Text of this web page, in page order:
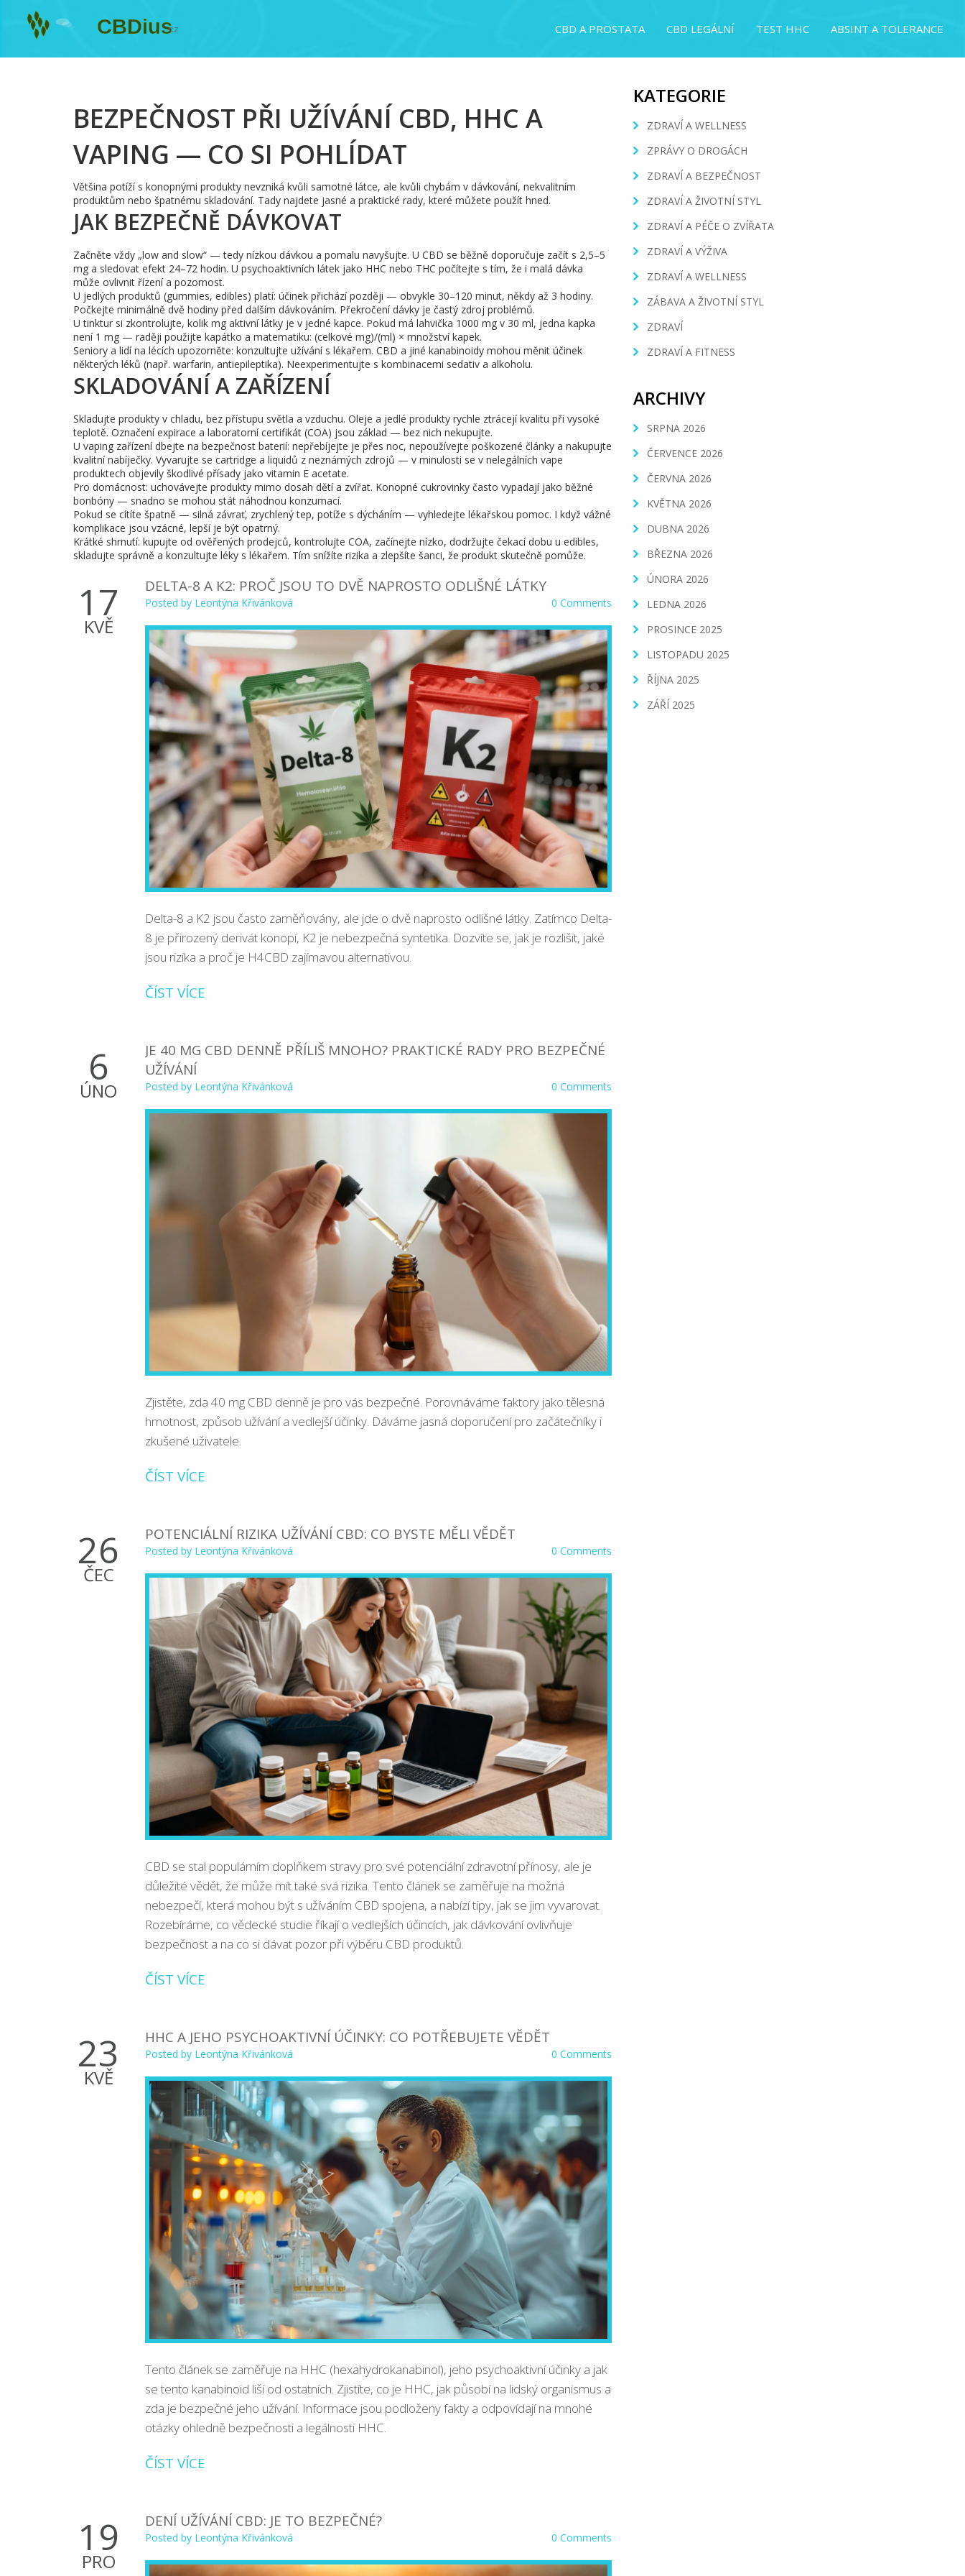
CBD A PROSTATA CBD LEGÁLNÍ TEST HHC ABSINT A TOLERANCE
BEZPEČNOST PŘI UŽÍVÁNÍ CBD, HHC A
VAPING — CO SI POHLÍDAT
Většina potíží s konopnými produkty nevzniká kvůli samotné látce, ale kvůli chybám v dávkování, nekvalitním
produktům nebo špatnému skladování. Tady najdete jasné a praktické rady, které můžete použít hned.
JAK BEZPEČNĚ DÁVKOVAT
Začněte vždy „low and slow“ — tedy nízkou dávkou a pomalu navyšujte. U CBD se běžně doporučuje začít s 2,5–5
mg a sledovat efekt 24–72 hodin. U psychoaktivních látek jako HHC nebo THC počítejte s tím, že i malá dávka
může ovlivnit řízení a pozornost.
U jedlých produktů (gummies, edibles) platí: účinek přichází později — obvykle 30–120 minut, někdy až 3 hodiny.
Počkejte minimálně dvě hodiny před dalším dávkováním. Překročení dávky je častý zdroj problémů.
U tinktur si zkontrolujte, kolik mg aktivní látky je v jedné kapce. Pokud má lahvička 1000 mg v 30 ml, jedna kapka
není 1 mg — raději použijte kapátko a matematiku: (celkové mg)/(ml) × množství kapek.
Seniory a lidí na lécích upozorněte: konzultujte užívání s lékařem. CBD a jiné kanabinoidy mohou měnit účinek
některých léků (např. warfarin, antiepileptika). Neexperimentujte s kombinacemi sedativ a alkoholu.
SKLADOVÁNÍ A ZAŘÍZENÍ
Skladujte produkty v chladu, bez přístupu světla a vzduchu. Oleje a jedlé produkty rychle ztrácejí kvalitu při vysoké
teplotě. Označení expirace a laboratorní certifikát (COA) jsou základ — bez nich nekupujte.
U vaping zařízení dbejte na bezpečnost baterií: nepřebíjejte je přes noc, nepoužívejte poškozené články a nakupujte
kvalitní nabíječky. Vyvarujte se cartridge a liquidů z neznámých zdrojů — v minulosti se v nelegálních vape
produktech objevily škodlivé přísady jako vitamin E acetate.
Pro domácnost: uchovávejte produkty mimo dosah dětí a zvířat. Konopné cukrovinky často vypadají jako běžné
bonbóny — snadno se mohou stát náhodnou konzumací.
Pokud se cítíte špatně — silná závrať, zrychlený tep, potíže s dýcháním — vyhledejte lékařskou pomoc. I když vážné
komplikace jsou vzácné, lepší je být opatrný.
Krátké shrnutí: kupujte od ověřených prodejců, kontrolujte COA, začínejte nízko, dodržujte čekací dobu u edibles,
skladujte správně a konzultujte léky s lékařem. Tím snížíte rizika a zlepšíte šanci, že produkt skutečně pomůže.
17
KVĚ
DELTA-8 A K2: PROČ JSOU TO DVĚ NAPROSTO ODLIŠNÉ LÁTKY
Posted by Leontýna Křivánková 0 Comments
Delta-8 a K2 jsou často zaměňovány, ale jde o dvě naprosto odlišné látky. Zatímco Delta-
8 je přirozený derivát konopí, K2 je nebezpečná syntetika. Dozvíte se, jak je rozlišit, jaké
jsou rizika a proč je H4CBD zajímavou alternativou.
ČÍST VÍCE
6
ÚNO
JE 40 MG CBD DENNĚ PŘÍLIŠ MNOHO? PRAKTICKÉ RADY PRO BEZPEČNÉ
UŽÍVÁNÍ
Posted by Leontýna Křivánková 0 Comments
Zjistěte, zda 40 mg CBD denně je pro vás bezpečné. Porovnáváme faktory jako tělesná
hmotnost, způsob užívání a vedlejší účinky. Dáváme jasná doporučení pro začátečníky i
zkušené uživatele.
ČÍST VÍCE
26
ČEC
POTENCIÁLNÍ RIZIKA UŽÍVÁNÍ CBD: CO BYSTE MĚLI VĚDĚT
Posted by Leontýna Křivánková 0 Comments
CBD se stal populárním doplňkem stravy pro své potenciální zdravotní přínosy, ale je
důležité vědět, že může mít také svá rizika. Tento článek se zaměřuje na možná
nebezpečí, která mohou být s užíváním CBD spojena, a nabízí tipy, jak se jim vyvarovat.
Rozebíráme, co vědecké studie říkají o vedlejších účincích, jak dávkování ovlivňuje
bezpečnost a na co si dávat pozor při výběru CBD produktů.
ČÍST VÍCE
23
KVĚ
HHC A JEHO PSYCHOAKTIVNÍ ÚČINKY: CO POTŘEBUJETE VĚDĚT
Posted by Leontýna Křivánková 0 Comments
Tento článek se zaměřuje na HHC (hexahydrokanabinol), jeho psychoaktivní účinky a jak
se tento kanabinoid liší od ostatních. Zjistíte, co je HHC, jak působí na lidský organismus a
zda je bezpečné jeho užívání. Informace jsou podloženy fakty a odpovídají na mnohé
otázky ohledně bezpečnosti a legálnosti HHC.
ČÍST VÍCE
19
PRO
DENÍ UŽÍVÁNÍ CBD: JE TO BEZPEČNÉ?
Posted by Leontýna Křivánková 0 Comments
KATEGORIE
ZDRAVÍ A WELLNESS
ZPRÁVY O DROGÁCH
ZDRAVÍ A BEZPEČNOST
ZDRAVÍ A ŽIVOTNÍ STYL
ZDRAVÍ A PÉČE O ZVÍŘATA
ZDRAVÍ A VÝŽIVA
ZDRAVÍ A WELLNESS
ZÁBAVA A ŽIVOTNÍ STYL
ZDRAVÍ
ZDRAVÍ A FITNESS
ARCHIVY
SRPNA 2026
ČERVENCE 2026
ČERVNA 2026
KVĚTNA 2026
DUBNA 2026
BŘEZNA 2026
ÚNORA 2026
LEDNA 2026
PROSINCE 2025
LISTOPADU 2025
ŘÍJNA 2025
ZÁŘÍ 2025